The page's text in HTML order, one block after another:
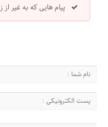
پیام هایی که به غیر